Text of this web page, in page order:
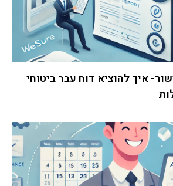
איך להוציא דוח עבר ביטוחי